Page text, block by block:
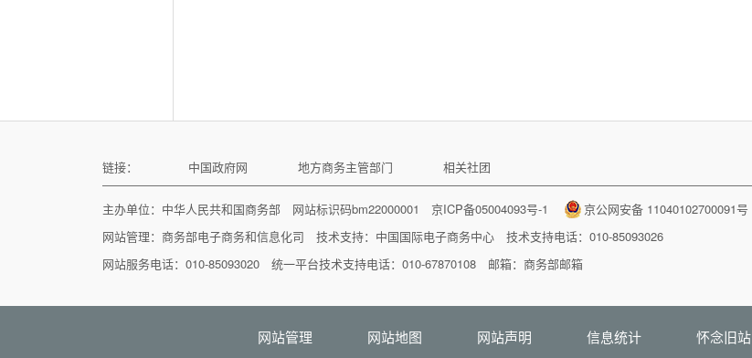
链接： 中国政府网 地方商务主管部门 相关社团
主办单位：中华人民共和国商务部 网站标识码bm22000001京ICP备05004093号-1
京公网安备 11040102700091号
网站管理：商务部电子商务和信息化司 技术支持： 中国国际电子商务中心 技术支持电话：010-85093026
网站服务电话：010-85093020 统一平台技术支持电话：010-67870108 邮箱：商务部邮箱
网站管理 网站地图 网站声明 信息统计 怀念旧站